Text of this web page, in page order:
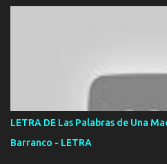
ahí está el Hombre Cuarenta y
cualquier problema no más es
FALTA UN HERMANO DE CLAVE
HOMBRE VALIENTE POR ALGO
VIO POR LA FAMILIA PARA QUE
LETRA DE Las Palabras de Una
Barranco - LETRA